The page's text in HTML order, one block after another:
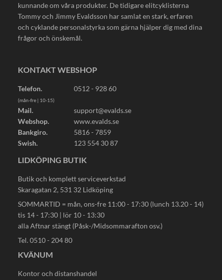
kunnande om våra produkter. De tidigare elitcyklisterna
Tommy och Jimmy Evaldsson har samlat en stark, erfaren
och cyklande personalstyrka som gärna hjälper dig med dina
frågor och önskemål.
KONTAKT WEBSHOP
Telefon. 0512 - 928 60
(mån-fre | 10-15)
Mail.
support@evalds.se
Webshop.
www.evalds.se
Bankgiro.
5816 - 7859
Swish.
123 554 30 87
LIDKÖPING BUTIK
Butik och komplett serviceverkstad
Skaragatan 2, 531 32 Lidköping
SOMMARTID = mån, ons-fre 11:00 - 17:30 (lunch 13.20 - 14)
tis 14 - 17:30 | lör 10 - 13:30
alla Aftnar stängt (Påsk-/Midsommarafton osv.)
Tel. 0510 - 204 80
KVÄNUM
Kontor och distanshandel